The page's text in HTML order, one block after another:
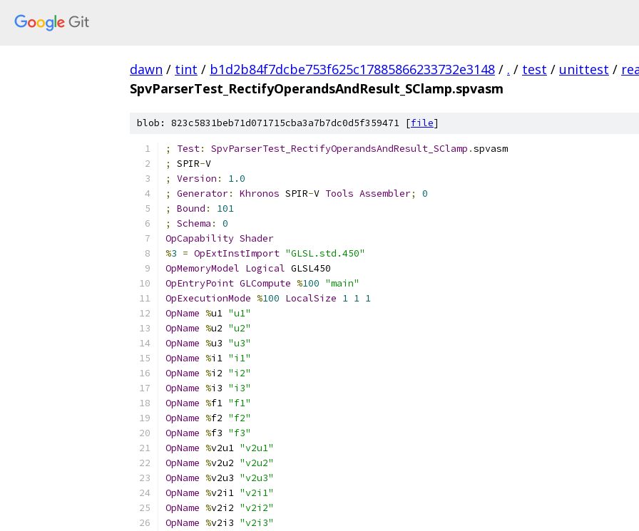
dawn / tint / b1d2b84f7dcbe753f625c17885866233732e3148 / . / test / unittest /
SpvParserTest_RectifyOperandsAndResult_SClamp.spvasm
blob: 823c5831beb71d071715cba3a7b7dc0d5f359471 [file]
; Test: SpvParserTest_RectifyOperandsAndResult_SClamp .spvasm
;
SPIR-V
;
Version :
1.0
;
Generator: Khronos SPIR-V Tools Assembler;
0
;
Bound :
101
;
Schema :
0
OpCapability Shader
%3 = OpExtInstImport "GLSL.std.450"
OpMemoryModel Logical GLSL450
OpEntryPoint GLCompute %100 "main"
OpExecutionMode %100 LocalSize 1 1 1
OpName %u1 "u1"
OpName %u2 "u2"
OpName %u3 "u3"
OpName %i1 "i1"
OpName %i2 "i2"
OpName %i3 "i3"
OpName %f1 "f1"
OpName %f2 "f2"
OpName %f3 "f3"
OpName %v2u1 "v2u1"
OpName %v2u2 "v2u2"
OpName %v2u3 "v2u3"
OpName %v2i1 "v2i1"
OpName %v2i2 "v2i2"
OpName %v2i3 "v2i3"